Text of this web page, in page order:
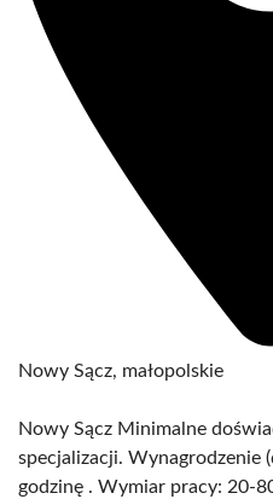
Nowy Sącz, małopolskie
Nowy Sącz Minimalne
specjalizacji. Wynagrodzenie
godzinę . Wymiar pracy: 20-